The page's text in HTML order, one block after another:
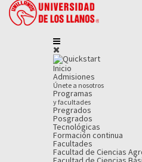
Inicio
Admisiones
Únete a nosotros
Programas
y facultades
Pregrados
Posgrados
Tecnológicas
Formación continua
Facultades
Facultad de Ciencias